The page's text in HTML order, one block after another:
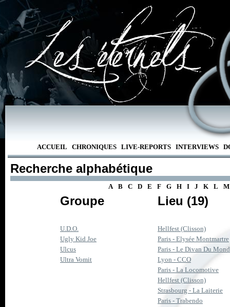
ACCUEIL CHRONIQUES LIVE-REPORTS INTERVIEWS
Recherche alphabétique
A B C D E F G H I J K L M
Groupe Lieu (19)
U.D.O.
Hellfest (Clisson)
Ugly Kid Joe
Paris - Elysée Montmartre
Ulcus
Paris - Le Divan Du
Ultra Vomit
Lyon - CCO
Paris - La Locomotive
Hellfest (Clisson)
Strasbourg - La Laiterie
Paris - Trabendo